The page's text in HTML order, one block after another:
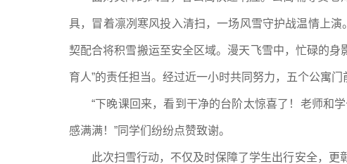
具，冒着凛冽寒风投入清扫，一场风雪守护战温情上
契配合将积雪搬运至安全区域。漫天飞雪中，忙碌的
育人”的责任担当。经过近一小时共同努力，五个公寓
“下晚课回来，看到干净的台阶太惊喜了！老师和
感满满！”同学们纷纷点赞致谢。
此次扫雪行动，不仅及时保障了学生出行安全，更